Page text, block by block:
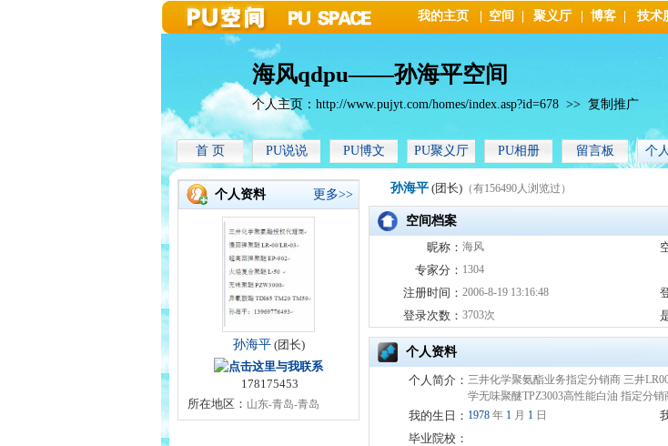
我的主页 空间 聚义厅 博客 技术
海风qdpu——孙海平空间
个人主页： http://www.pujyt.com/homes/index.asp?id=678 >> 复制推广
首 页 PU说说 PU博文 PU聚义厅 PU相册 留言板 个
个人资料 更多>>
孙海平(团长)
178175453
所在地区： 山东-青岛-青岛
孙海平 (团长) （有156490人浏览过）
空间档案
昵称： 海风
专家分： 1304
注册时间： 2006-8-19 13:16:48
登录次数： 3703次
个人资料
个人简介： 三井化学聚氨酯业务指定分销商 三井
学无味聚醚TPZ3003高性能白油 指定分
我的生日： 1978 年 1 月 1 日
毕业院校：